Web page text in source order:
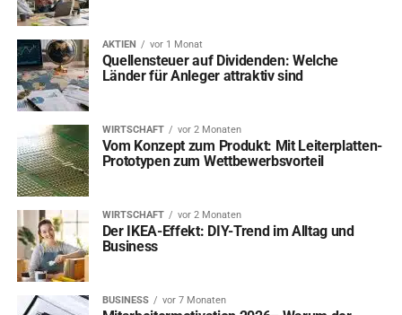
AKTIEN vor 1 Monat
Quellensteuer auf Dividenden: Welche
Länder für Anleger attraktiv sind
WIRTSCHAFT vor 2 Monaten
Vom Konzept zum Produkt: Mit Leiterplatten-
Prototypen zum Wettbewerbsvorteil
WIRTSCHAFT vor 2 Monaten
Der IKEA-Effekt: DIY-Trend im Alltag und
Business
BUSINESS vor 7 Monaten